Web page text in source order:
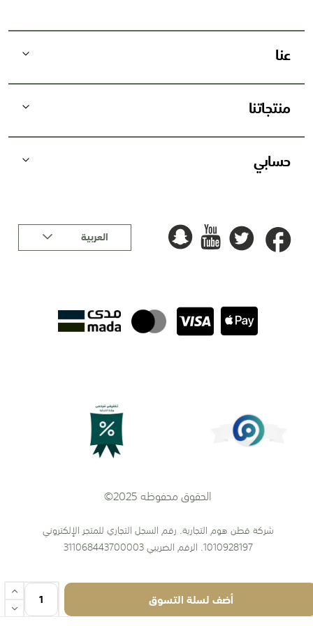
أضف لسلة التسوق
:
عنا
منتجاتنا
حسابي
لغة العربية
الحقوق محفوظه 2025©
شركة قطن هوم التجارية. رقم السجل التجاري للمتجر الإلكتروني
1010928197. الرقم الضريبي 311068443700003